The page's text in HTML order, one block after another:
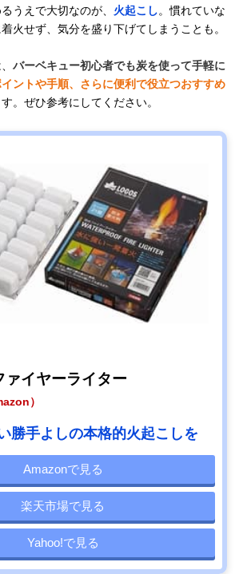
うえで大切なのが、 火起こし。慣れていな
火せず、気分を盛り下げてしまうことも。
バーベキュー初心者でも炭を使って手軽に
ントや手順、さらに便利で役立つおすすめ
。ぜひ参考にしてください。
ァイヤーライター
）
勝手よしの本格的火起こしを
Amazonで見る
楽天市場で見る
Yahoo!で見る